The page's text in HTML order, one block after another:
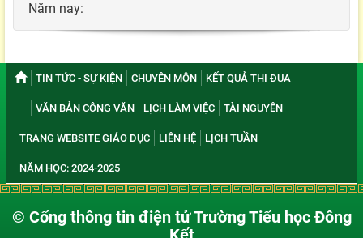
Năm nay:
TIN TỨC - SỰ KIỆN CHUYÊN MÔN KẾT QUẢ THI ĐUA
VĂN BẢN CÔNG VĂN LỊCH LÀM VIỆC TÀI NGUYÊN
TRANG WEBSITE GIÁO DỤC LIÊN HỆ LỊCH TUẦN
NĂM HỌC: 2024-2025
© Cổng thông tin điện tử Trường Tiểu học Đông